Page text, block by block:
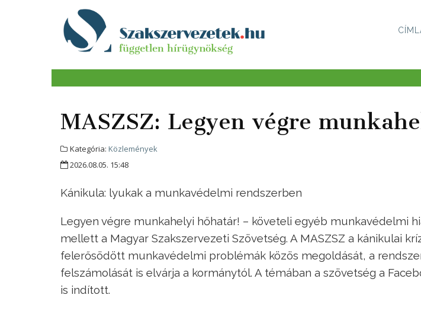
MASZSZ: Legyen végre
Kategória: Közlemények
2026.08.05. 15:48
Kánikula: lyukak a munkavédelmi rendszerben
Legyen végre munkahelyi hőhatár! – követeli egyéb munkavédelmi
mellett a Magyar Szakszervezeti Szövetség. A MASZSZ a kánikulai
felerősödött munkavédelmi problémák közös megoldását, a
felszámolását is elvárja a kormánytól. A témában a szövetség a
is indított.